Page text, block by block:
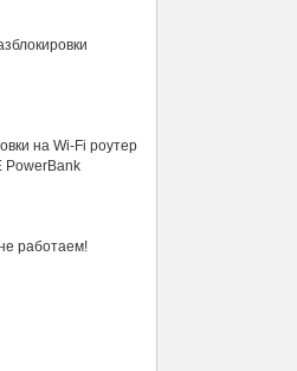
на Wi-Fi роутер
PowerBank
работаем!